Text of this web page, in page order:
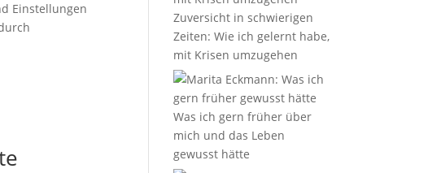
Einstellungen
Zuversicht in schwierigen
Zeiten: Wie ich gelernt habe,
mit Krisen umzugehen
Was ich gern früher über
mich und das Leben
gewusst hätte